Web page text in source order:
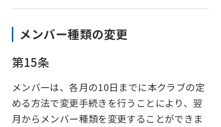
メンバー種類の変更
第15条
メンバーは、各月の10日までに本クラブの定
める方法で変更手続きを行うことにより、翌
月からメンバー種類を変更することができま
translation)
return
top
page.
However,